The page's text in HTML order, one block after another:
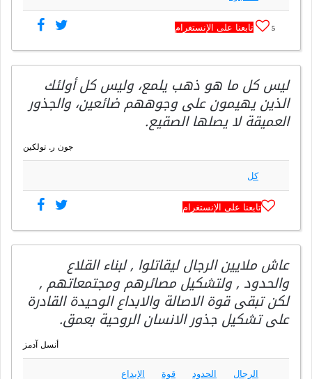
5 تابعنا على الإنستغرام
ليس كل ما هو ذهب يلمع، وليس كل أولئك
الذين يهيمون على وجوههم ضائعين، والجذور
العميقة لا يصلها الصقيع.
جون ر. تولكين
كل
تابعنا على الإنستغرام
عاش ملايين الرجال ليقاتلوا , لبناء القلاع
والحدود , ولتشكيل مصائرهم ومجتمعاتهم ,
لكن تبقى قوة الاصالة والابداع الوحيدة القادرة
على تشكيل جذور الانسان الروحية بعمق.
أنسل آدمز
الرجال الحدود قوة الإبداع